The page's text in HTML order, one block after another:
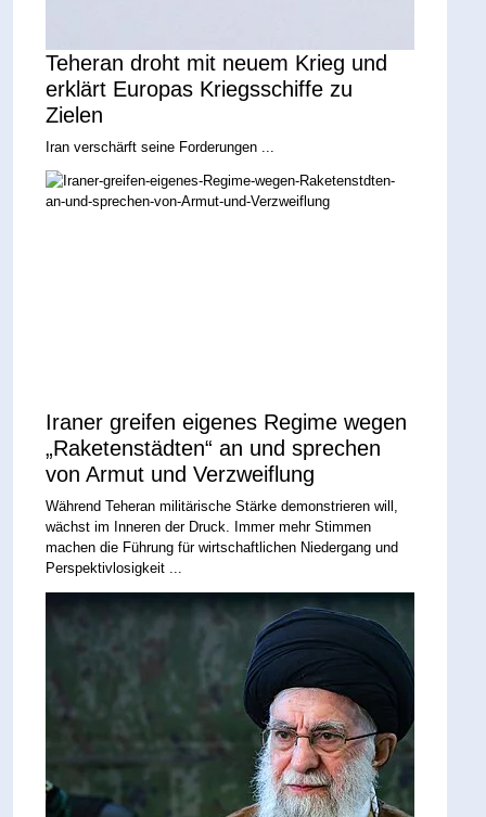
Teheran droht mit neuem Krieg und
erklärt Europas Kriegsschiffe zu
Zielen
Iran verschärft seine Forderungen ...
Iraner greifen eigenes Regime wegen
„Raketenstädten“ an und sprechen
von Armut und Verzweiflung
Während Teheran militärische Stärke demonstrieren will,
wächst im Inneren der Druck. Immer mehr Stimmen
machen die Führung für wirtschaftlichen Niedergang und
Perspektivlosigkeit ...